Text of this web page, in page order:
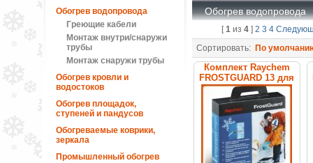
Обогрев водопровода
Греющие кабели
Монтаж внутри/снаружи
трубы
Монтаж снаружи трубы
Обогрев кровли и
водостоков
Обогрев площадок,
ступеней и пандусов
Обогреваемые коврики,
зеркала
Промышленный обогрев
Обогрев водопровода
[1из 4] 2 3 4
Сортировать: По
Комплект Raychem
FROSTGUARD 13 для
обогрева труб